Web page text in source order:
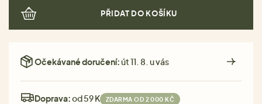
PŘIDAT DO KOŠÍKU
Očekávané doručení:út 11. 8. u vás
Doprava:od 59 Kč ZDARMA OD 2 000 KČ